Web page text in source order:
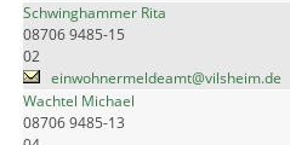
Schwinghammer Rita
08706 9485-15
02
einwohnermeldeamt@vilsheim.de
Wachtel Michael
08706 9485-13